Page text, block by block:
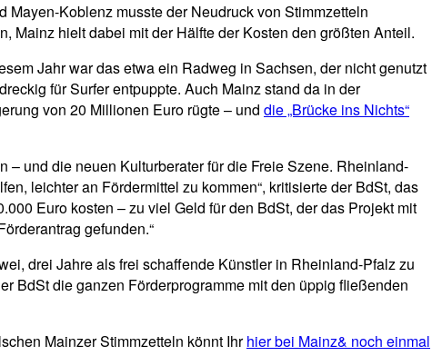
Koblenz musste der Neudruck von Stimmzetteln
Mainz hielt dabei mit der Hälfte der Kosten den größten Anteil.
Jahr war das etwa ein Radweg in Sachsen, der nicht genutzt
für Surfer entpuppte. Auch Mainz stand da in der
von 20 Millionen Euro rügte – und die „Brücke ins Nichts“
und die neuen Kulturberater für die Freie Szene. Rheinland-
leichter an Fördermittel zu kommen“, kritisierte der BdSt, das
Euro kosten – zu viel Geld für den BdSt, der das Projekt mit
gefunden.“
drei Jahre als frei schaffende Künstler in Rheinland-Pfalz zu
BdSt die ganzen Förderprogramme mit den üppig fließenden
Mainzer Stimmzetteln könnt Ihrhier bei Mainz& noch einmal